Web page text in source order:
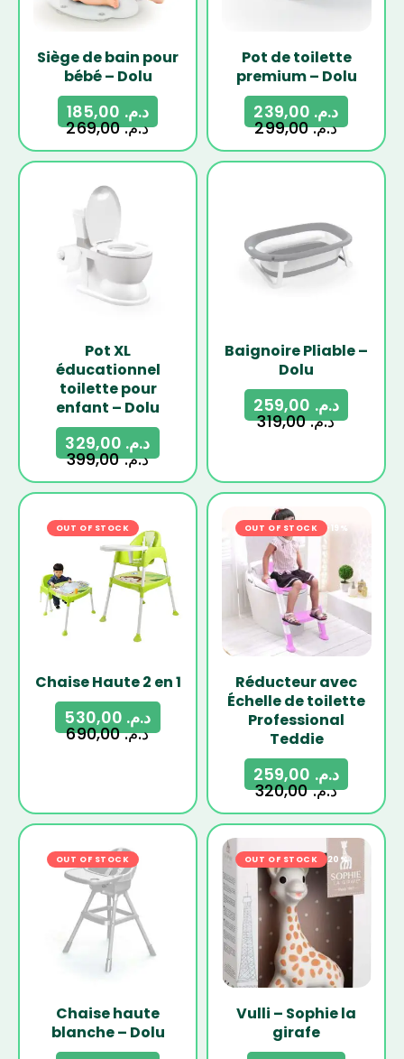
Siège de bain pour
bébé – Dolu
د.م.269,00
د.م.
Pot de toilette
premium – Dolu
د.م.299,00
د.م.
Pot XL
éducationnel
toilette pour
enfant – Dolu
د.م.399,00
د.م.
Baignoire Pliable –
Dolu
د.م.319,00
د.م.
OUT OF STOCK -23%
Chaise Haute 2 en 1
د.م.690,00
د.م.
OUT OF STOCK -19%
Réducteur avec
Échelle de toilette
Professional
Teddie
د.م.320,00
د.م.
OUT OF STOCK -16%
Chaise haute
blanche – Dolu
OUT OF STOCK -20%
Vulli – Sophie la
girafe